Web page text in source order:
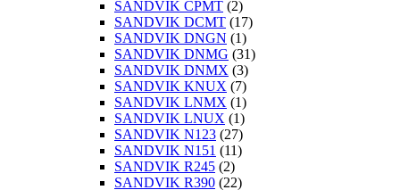
SANDVIK CPMT (2)
SANDVIK DCMT (17)
SANDVIK DNGN (1)
SANDVIK DNMG (31)
SANDVIK DNMX (3)
SANDVIK KNUX (7)
SANDVIK LNMX (1)
SANDVIK LNUX (1)
SANDVIK N123 (27)
SANDVIK N151 (11)
SANDVIK R245 (2)
SANDVIK R390 (22)